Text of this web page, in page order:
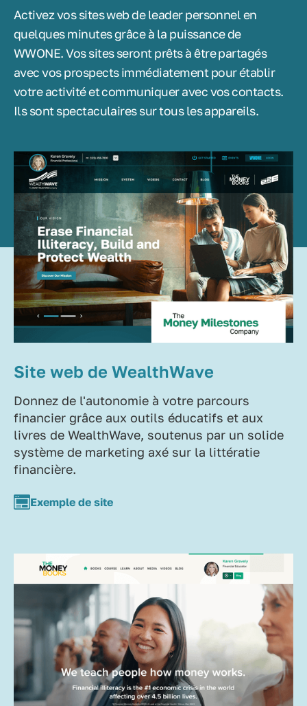
Activez vos sites web de leader personnel en
quelques minutes grâce à la puissance de
WWONE. Vos sites seront prêts à être partagés
avec vos prospects immédiatement pour établir
votre activité et communiquer avec vos contacts.
Ils sont spectaculaires sur tous les appareils.
Site web de WealthWave
Donnez de l'autonomie à votre parcours
financier grâce aux outils éducatifs et aux
livres de WealthWave, soutenus par un solide
système de marketing axé sur la littératie
financière.
Exemple de site